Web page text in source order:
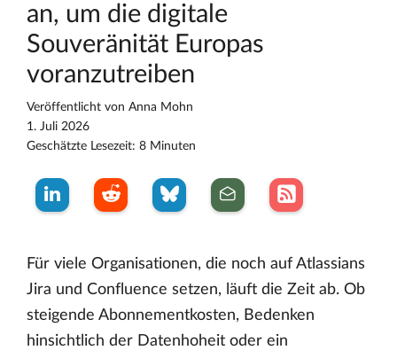
an, um die digitale
Souveränität Europas
voranzutreiben
Veröffentlicht von Anna Mohn
1. Juli 2026
Geschätzte Lesezeit: 8 Minuten
Für viele Organisationen, die noch auf Atlassians
Jira und Confluence setzen, läuft die Zeit ab. Ob
steigende Abonnementkosten, Bedenken
hinsichtlich der Datenhoheit oder ein